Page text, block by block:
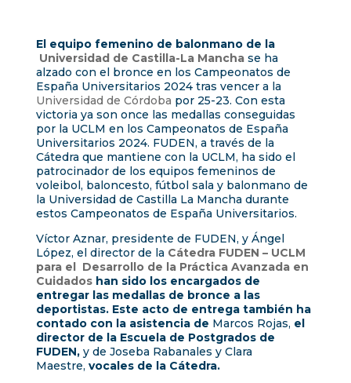
El equipo femenino de balonmano de la
Universidad de Castilla-La Manchase ha
alzado con el bronce en los Campeonatos de
España Universitarios 2024 tras vencer a la
Universidad de Córdoba por 25-23. Con esta
victoria ya son once las medallas conseguidas
por la UCLM en los Campeonatos de España
Universitarios 2024. FUDEN, a través de la
Cátedra que mantiene con la UCLM, ha sido el
patrocinador de los equipos femeninos de
voleibol, baloncesto, fútbol sala y balonmano de
la Universidad de Castilla La Mancha durante
estos Campeonatos de España Universitarios.
Víctor Aznar, presidente de FUDEN, y Ángel
López, el director de la Cátedra FUDEN – UCLM
para el Desarrollo de la Práctica Avanzada en
Cuidadoshan sido los encargados de
entregar las medallas de bronce a las
deportistas. Este acto de entrega también ha
contado con la asistencia de Marcos Rojas, el
director de la Escuela de Postgrados de
FUDEN, y de Joseba Rabanales y Clara
Maestre, vocales de la Cátedra.